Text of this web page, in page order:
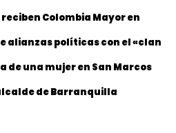
Colombia Mayor en
alianzas políticas con el «clan
de una mujer en San Marcos
de Barranquilla